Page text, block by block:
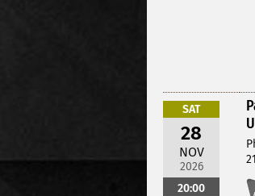
SAT
28
NOV
2026
20:00